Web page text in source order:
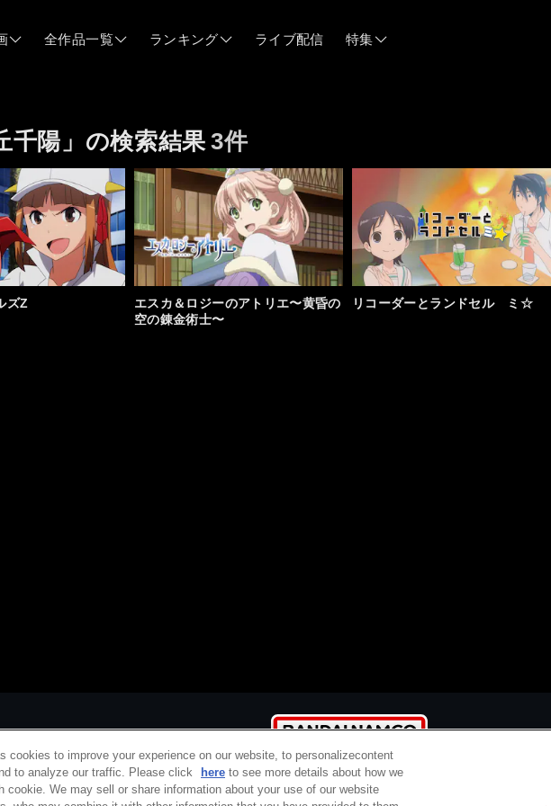
全作品一覧 ランキング ライブ配信 特集
05/21
05/14
千陽」の検索結果3件
ズZ
エスカ＆ロジーのアトリエ〜黄昏の
空の錬金術士〜
リコーダーとランドセル ミ☆
cookies to improve your experience on our website, to personalizecontent
to analyze our traffic. Please click
here to see more details about how we
cookie. We may sell or share information about your use of our website